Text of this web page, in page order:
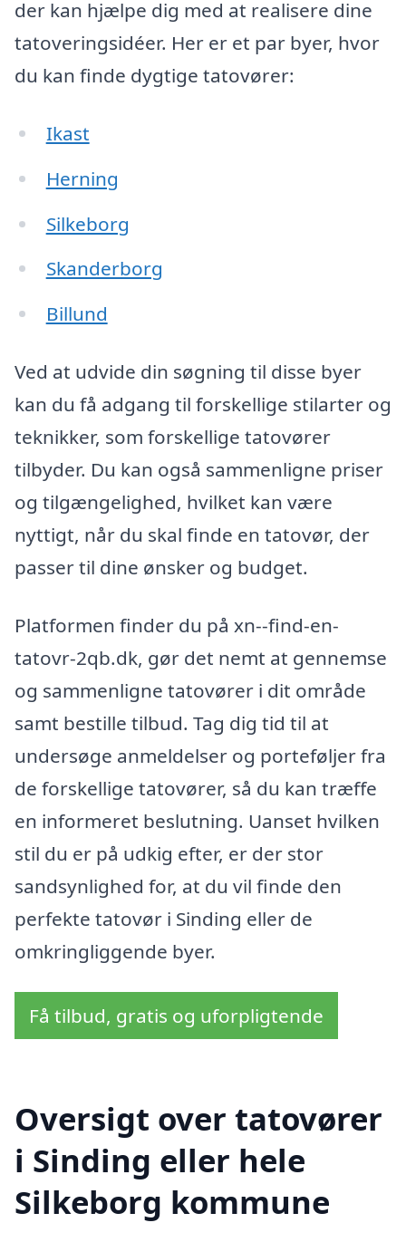
der kan hjælpe dig med at realisere dine
tatoveringsidéer. Her er et par byer, hvor
du kan finde dygtige tatovører:
Ikast
Herning
Silkeborg
Skanderborg
Billund
Ved at udvide din søgning til disse byer
kan du få adgang til forskellige stilarter og
teknikker, som forskellige tatovører
tilbyder. Du kan også sammenligne priser
og tilgængelighed, hvilket kan være
nyttigt, når du skal finde en tatovør, der
passer til dine ønsker og budget.
Platformen finder du på xn--find-en-
tatovr-2qb.dk, gør det nemt at gennemse
og sammenligne tatovører i dit område
samt bestille tilbud. Tag dig tid til at
undersøge anmeldelser og porteføljer fra
de forskellige tatovører, så du kan træffe
en informeret beslutning. Uanset hvilken
stil du er på udkig efter, er der stor
sandsynlighed for, at du vil finde den
perfekte tatovør i Sinding eller de
omkringliggende byer.
Få tilbud, gratis og uforpligtende
Oversigt over tatovører
i Sinding eller hele
Silkeborg kommune